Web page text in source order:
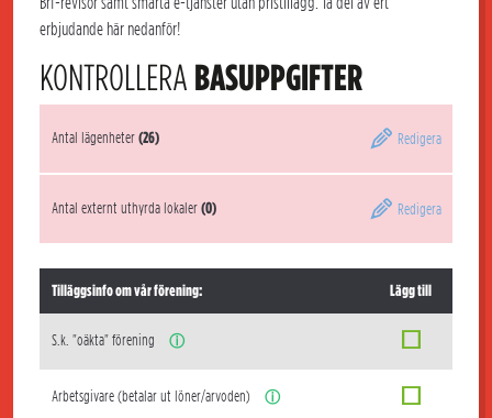
erbjudande här nedanför!
KONTROLLERA BASUPPGIFTER
Antal lägenheter(26) Redigera
Antal externt uthyrda lokaler(0) Redigera
Tilläggsinfo om vår förening: Lägg till
S.k. "oäkta" förening ⓘ
Arbetsgivare (betalar ut löner/arvoden) ⓘ